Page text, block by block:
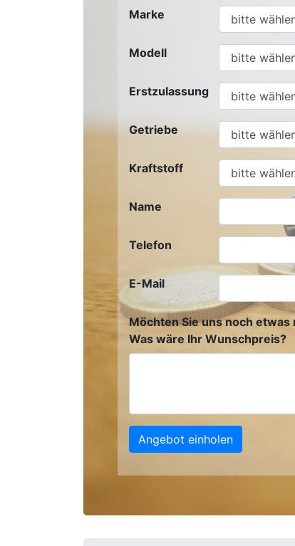
Marke
Modell
Erstzulassung
Getriebe
Kraftstoff
Name
Telefon
E-Mail
Möchten Sie uns noch etwas
Was wäre Ihr Wunschpreis?
Angebot einholen